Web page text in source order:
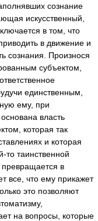
сознание
искусственный,
в том, что
в движение и
сознания. Произнося
субъектом,
единственным,
ему, при
власть
которая так
и которая
то таинственной
превращается в
все, что ему прикажет
это позволяют
на вопросы, которые